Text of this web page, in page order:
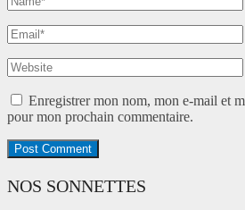
Enregistrer mon nom, mon e-mail et
pour mon prochain commentaire.
NOS SONNETTES